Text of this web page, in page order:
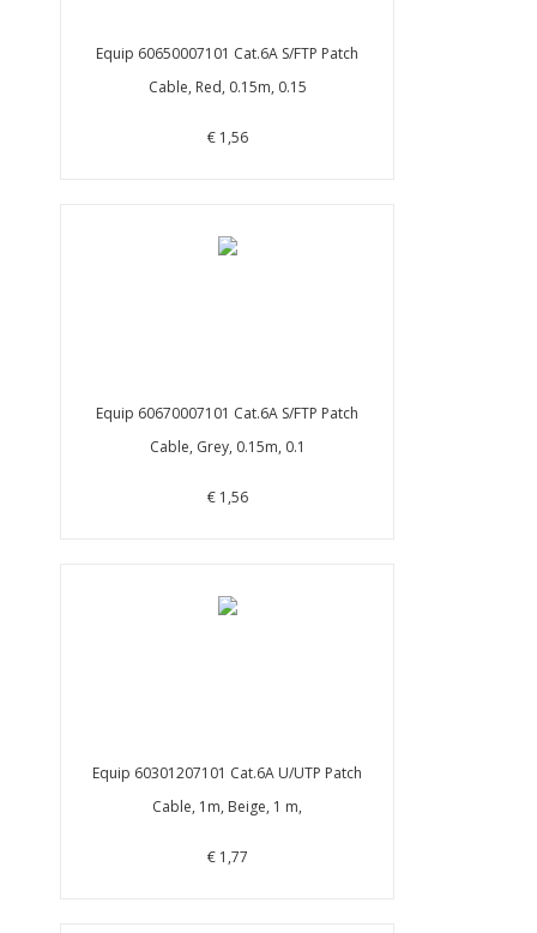
Equip 60650007101 Cat.6A S/FTP Patch
Cable, Red, 0.15m, 0.15
€ 1,56
Equip 60670007101 Cat.6A S/FTP Patch
Cable, Grey, 0.15m, 0.1
€ 1,56
Equip 60301207101 Cat.6A U/UTP Patch
Cable, 1m, Beige, 1 m,
€ 1,77